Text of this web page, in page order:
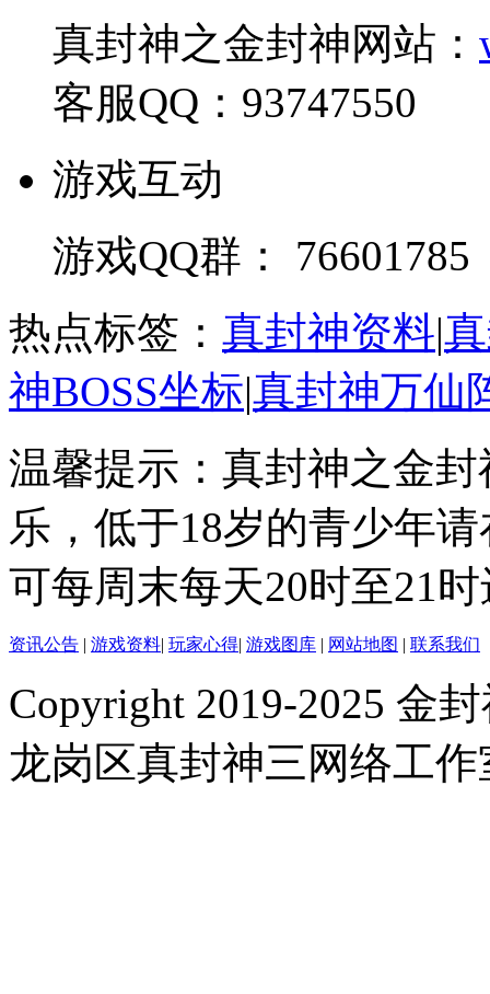
真封神之金封神网站：
客服QQ：93747550
游戏互动
游戏QQ群： 76601785
热点标签： 真封神资料|
神BOSS坐标|真封神万仙
温馨提示：真封神之金
乐，低于18岁的青少年
可每周末每天20时至21
资讯公告 | 游戏资料| 玩家心得| 游戏图库 | 网站地图 | 联系我们
Copyright 2019-2025 金
龙岗区真封神三网络工